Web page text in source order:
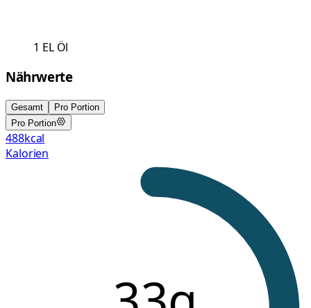
1 EL Öl
Nährwerte
Gesamt
Pro Portion
Pro Portion
488kcal
Kalorien